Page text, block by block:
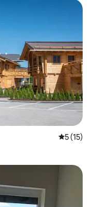
5 av 5 i
5 (15)